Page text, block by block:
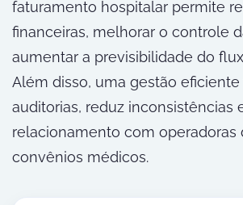
faturamento hospitalar permite
financeiras, melhorar o controle
aumentar a previsibilidade do
Além disso, uma gestão
auditorias, reduz inconsistências
relacionamento com operadoras
convênios médicos.